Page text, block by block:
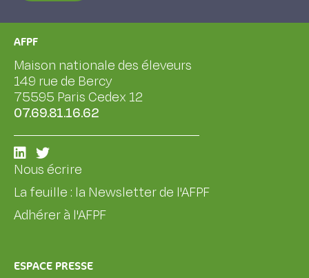
AFPF
Maison nationale des éleveurs
149 rue de Bercy
75595 Paris Cedex 12
07.69.81.16.62
Nous écrire
La feuille : la Newsletter de l'AFPF
Adhérer à l'AFPF
ESPACE PRESSE